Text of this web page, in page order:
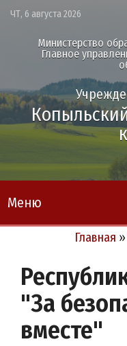
ЧТ, 6 августа 2026
Министерство
Главное
Меню
Главная »
"За
вместе"